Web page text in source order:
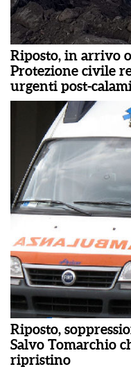
Riposto, in arrivo
Protezione civile
urgenti post-
Riposto,
Salvo Tomarchio
ripristino